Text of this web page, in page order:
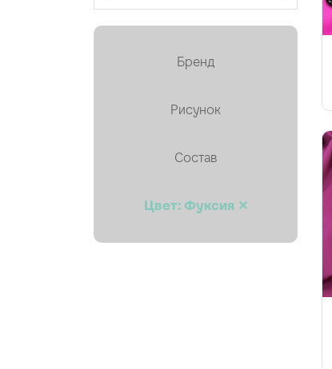
Кружево
Мех искусственный
Бренд
Рисунок
Состав
Цвет: Фуксия ✕